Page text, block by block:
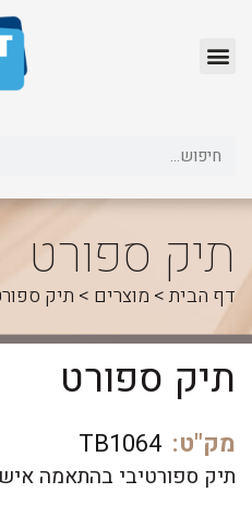
תיק ספורט
דף הבית> מוצרים > תיק
תיק ספורט
מק"ט: TB1064
תיק ספורטיבי בהתאמה